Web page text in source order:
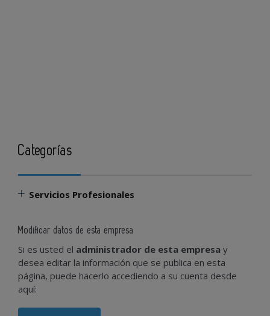
Categorías
Servicios Profesionales
Modificar datos de esta empresa
Si es usted el administrador de esta empresa y
desea editar la información que se publica en esta
página, puede hacerlo accediendo a su cuenta desde
aquí: